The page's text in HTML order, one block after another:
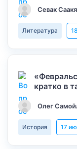
Севак
Литература
кратко в
Олег
История 17